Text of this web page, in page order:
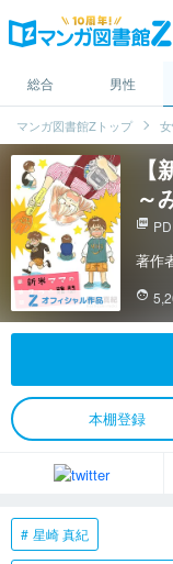
総合 男性
マンガ図書館Zトップ
～
picture_as_pdf
著作
face
本棚登録
星崎 真紀